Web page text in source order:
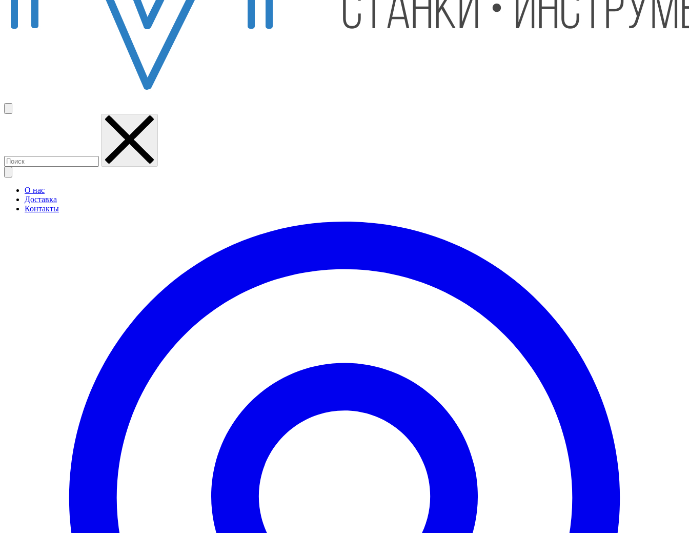
О нас
Доставка
Контакты